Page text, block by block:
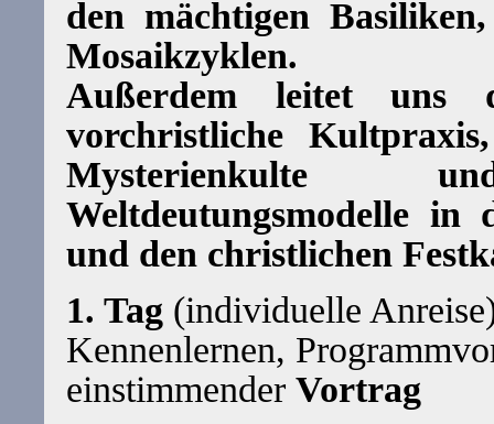
den mächtigen
Mosaikzyklen.
Außerdem leitet uns
vorchristliche
Mysterienkulte
Weltdeutungsmodelle
und den christlichen
1. Tag (individuelle
Kennenlernen,
einstimmender Vortrag